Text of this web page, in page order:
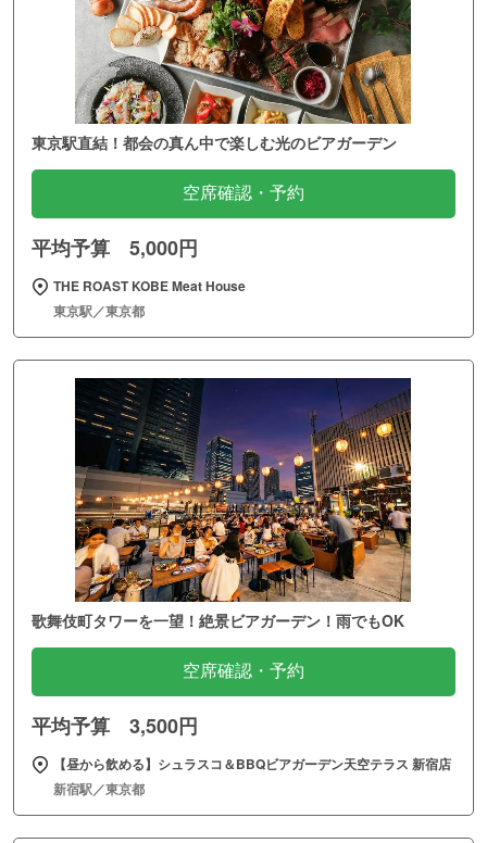
東京駅直結！都会の真ん中で楽しむ光のビアガーデン
空席確認・予約
平均予算 5,000円
THE ROAST KOBE Meat House
東京駅／東京都
歌舞伎町タワーを一望！絶景ビアガーデン！雨でもOK
空席確認・予約
平均予算 3,500円
【昼から飲める】シュラスコ＆BBQビアガーデン天空テラス 新宿店
新宿駅／東京都